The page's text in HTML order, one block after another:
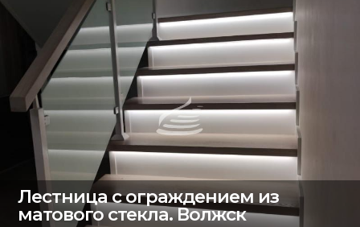
Лестница с ограждением из
матового стекла. Волжск